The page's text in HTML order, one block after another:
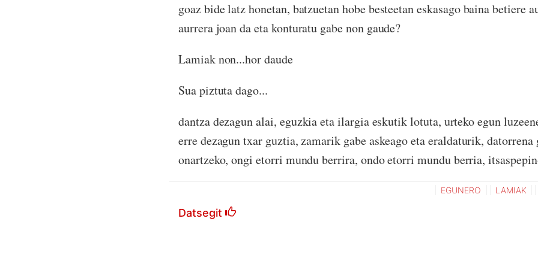
goaz bide latz honetan, batzuetan hobe besteetan eskasago baina betiere
aurrera joan da eta konturatu gabe non gaude?
Lamiak non...hor daude
Sua piztuta dago...
dantza dezagun alai, eguzkia eta ilargia eskutik lotuta, urteko egun
erre dezagun txar guztia, zamarik gabe askeago eta eraldaturik, datorrena
onartzeko, ongi etorri mundu berrira, ondo etorri mundu berria,
Datsegit
EGUNERO LAMIAK